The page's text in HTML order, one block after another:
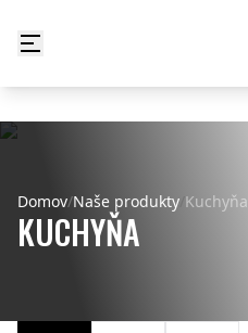
Domov/Naše produkty Kuchyňa
KUCHYŇA